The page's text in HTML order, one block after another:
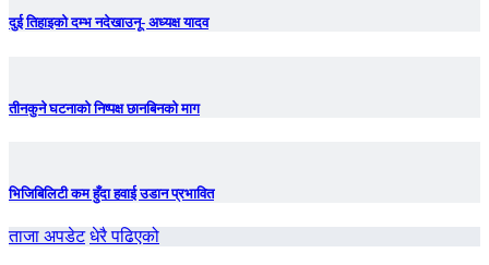
दुई तिहाइको दम्भ नदेखाउनू- अध्यक्ष यादव
तीनकुने घटनाकाे निष्पक्ष छानबिनकाे माग
भिजिबिलिटी कम हुँदा हवाई उडान प्रभावित
ताजा अपडेट धेरै पढिएको